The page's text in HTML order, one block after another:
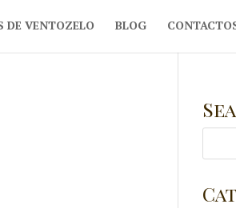
DE VENTOZELO BLOG